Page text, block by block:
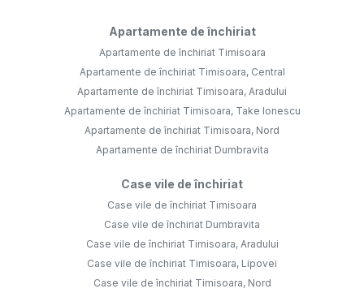
Apartamente de închiriat
Apartamente de închiriat Timisoara
Apartamente de închiriat Timisoara, Central
Apartamente de închiriat Timisoara, Aradului
Apartamente de închiriat Timisoara, Take Ionescu
Apartamente de închiriat Timisoara, Nord
Apartamente de închiriat Dumbravita
Case vile de închiriat
Case vile de închiriat Timisoara
Case vile de închiriat Dumbravita
Case vile de închiriat Timisoara, Aradului
Case vile de închiriat Timisoara, Lipovei
Case vile de închiriat Timisoara, Nord